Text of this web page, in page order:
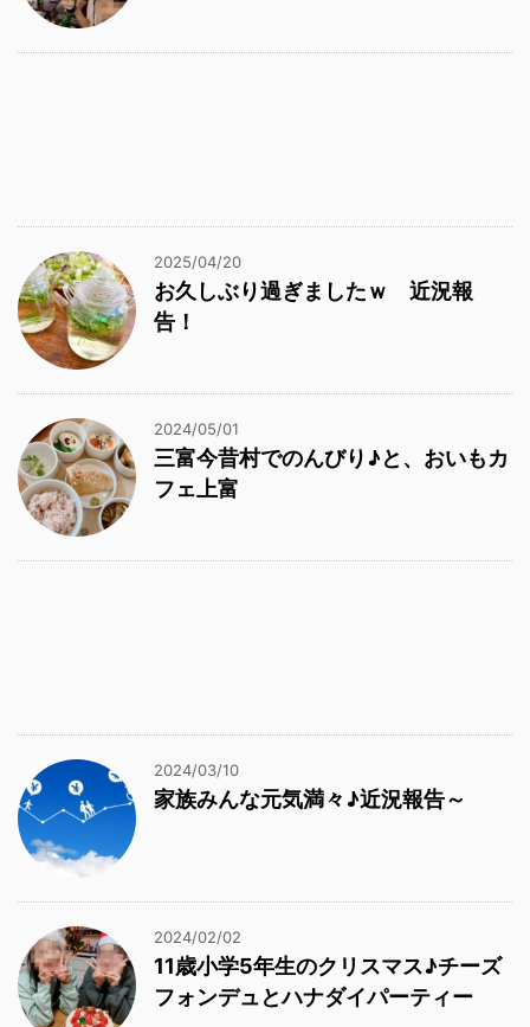
2025/04/20
お久しぶり過ぎましたｗ 近況報
告！
2024/05/01
三富今昔村でのんびり♪と、おいもカ
フェ上富
2024/03/10
家族みんな元気満々♪近況報告～
2024/02/02
11歳小学5年生のクリスマス♪チーズ
フォンデュとハナダイパーティー